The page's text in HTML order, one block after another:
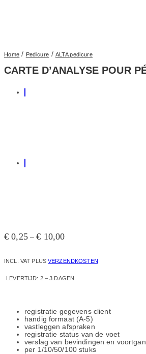
Home / Pedicure / ALTA pedicure
CARTE D’ANALYSE POUR
€ 0,25–€ 10,00
INCL. VAT PLUSVERZENDKOSTEN
LEVERTIJD: 2 – 3 DAGEN
registratie gegevens client
handig formaat (A-5)
vastleggen afspraken
registratie status van de voet
verslag van bevindingen en
per 1/10/50/100 stuks